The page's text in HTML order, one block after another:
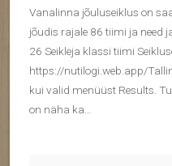
Vanalinna jõuluseiklus on
jõudis rajale 86 tiimi ja need
26 Seikleja klassi tiimi
https://nutilogi.web.app/
kui valid menüüst Results.
on näha ka…